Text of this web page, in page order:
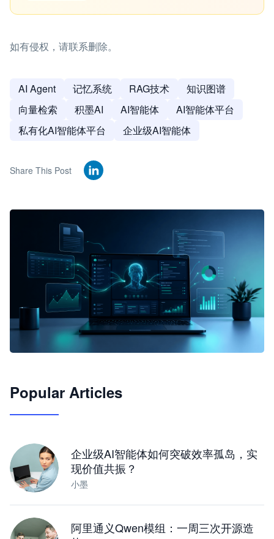
如有侵权，请联系删除。
AI Agent 记忆系统 RAG技术
知识图谱
向量检索
积墨AI AI智能体
AI智能体平台
私有化AI智能体平台
企业级AI智能体
Share This Post
JimoClaw 桌面 AI Agent 工作台
Popular Articles
企业级AI智能体如何突破效率孤岛，实
现价值共振？
小墨
阿里通义Qwen模组：一周三次开源造